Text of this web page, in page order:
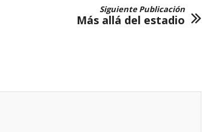
Siguiente Publicación
Más allá del estadio